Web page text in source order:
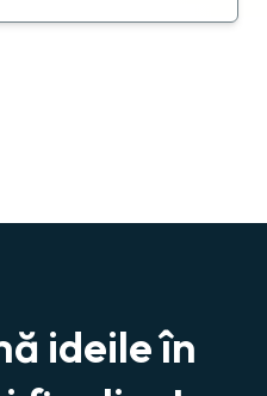
ideile în